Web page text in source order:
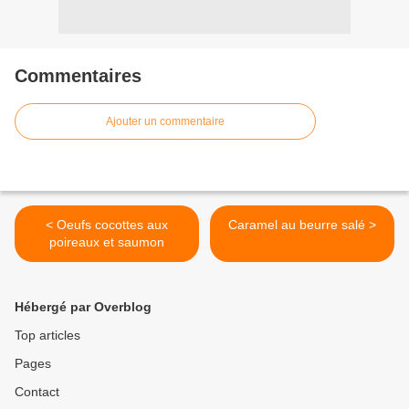
Commentaires
Ajouter un commentaire
< Oeufs cocottes aux
poireaux et saumon
Caramel au beurre salé >
Hébergé par Overblog
Top articles
Pages
Contact